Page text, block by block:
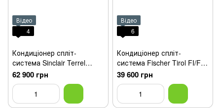
Відео
4
Кондиціонер спліт-
система Sinclair Terrel
White SIH/SOH-24BIT/W
62 900 грн
Відео
6
Кондиціонер спліт-
система Fischer Tirol FI/FO-
24TIN2
39 600 грн